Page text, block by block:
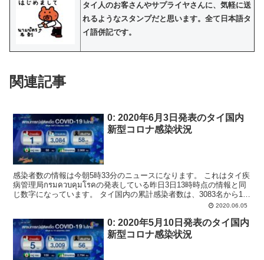
タイ人のお客さんやサプライヤさんに、気軽に送
れるようなスタンプだと思います。全て日本語タ
イ語併記です。
関連記事
0: 2020年6月3日発表のタイ国内
新型コロナ感染状況
感染者数の情報は今朝5時33分のニュースになります。 これはタイ疾
病管理局กรมควบคุมโรคの発表している昨日3日13時時点の情報と同
じ数字になっています。 タイ国内の累計感染者数は、3083名から1名
2020.06.05
0: 2020年5月10日発表のタイ国内
新型コロナ感染状況